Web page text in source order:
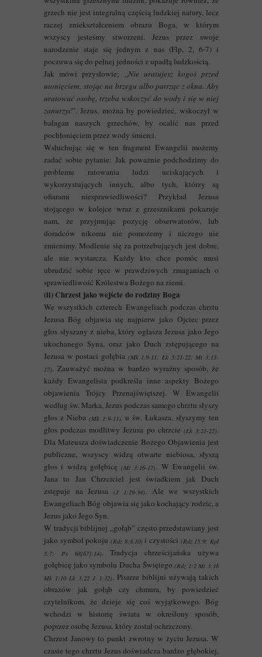
grzech nie jest integralną częścią ludzkiej natury, lecz
raczej zniekształceniem obrazu Boga, w którym
wszyscy jesteśmy stworzeni. Jezus przez swoje
narodzenie staje się jednym z nas (Flp, 2, 6-7) i
poczuwa się do pełnej jedności z upadłą ludzkością.
Jak mówi przysłowie; „Nie uratujesz kogoś przed
utonięciem, stojąc na brzegu albo patrząc z okna. Aby
uratować osobę, trzeba wskoczyć do wody i się w niej
zanurzyć”. Jezus, można by powiedzieć, wskoczył w
bałagan naszych grzechów, by ocalić nas przed
pochłonięciem przez wody śmierci.
Wsłuchując się w ten fragment Ewangelii możemy
zadać sobie pytanie: Jak poważnie podchodzimy do
problemu ratowania ludzi uciskających i
wykorzystujących innych, albo tych, którzy są
ofiarami niesprawiedliwości? Przykład Jezusa
stojącego w kolejce wraz z grzesznikami pokazuje
nam, że przyjmując pozycję obserwatorów, lub
doradców nikomu nie pomożemy i niczego nie
zmienimy. Modlenie się za potrzebujących jest dobre,
ale nie wystarcza. Każdy kto chce pomóc musi
ubrudzić sobie ręce w prawdziwych zmaganiach o
sprawiedliwość Królestwa Bożego na ziemi.
(ii) Chrzest jako wejście do rodziny Boga
We wszystkich czterech Ewangeliach podczas chrztu
Jezusa Bóg objawia się najpierw jako Ojciec przez
głos słyszany z nieba, który ogłasza Jezusa jako Jego
ukochanego Syna, oraz jako Duch zstępującego na
Jezusa w postaci gołębia (Mk 1,9-11; Łk 3:21-22; Mt 3:13-
17). Zauważyć można w bardzo wyraźny sposób, że
każdy Ewangelista podkreśla inne aspekty Bożego
objawienia Trójcy Przenajświętszej. W Ewangelii
według św. Marka, Jezus podczas samego chrztu słyszy
głos z Nieba (Mk 1:9-11), u św. Łukasza, słyszymy ten
głos podczas modlitwy Jezusa po chrzcie (Łk 3:21-22).
Dla Mateusza doświadczenie Bożego Objawienia jest
publiczne, wszyscy widzą otwarte niebiosa, słyszą
głos i widzą gołębicę (Mt 3:16-17). W Ewangelii św.
Jana to Jan Chrzciciel jest świadkiem jak Duch
zstępuje na Jezusa
(J 1:29-34). Ale we wszystkich
Ewangeliach Bóg objawia się jako kochający rodzic, a
Jezus jako Jego Syn.
W tradycji biblijnej „gołąb” często przedstawiany jest
jako symbol pokoju (Rdz 8:8,10) i czystości (Rdz 15:9; Kpł
5:7; Ps 68[67]:14). Tradycja chrześcijańska używa
gołębicę jako symbolu Ducha Świętego(Rdz 1:2 Mt 3:16
Mk 1:10 Lk 3:22 J 1:32). Pisarze biblijni używają takich
obrazów jak gołąb czy chmura, by powiedzieć
czytelnikom, że dzieje się coś wyjątkowego. Bóg
wchodzi w historię świata w określony sposób,
poprzez osobę Jezusa, który został ochrzczony.
Chrzest Janowy to punkt zwrotny w życiu Jezusa. W
czasie tego chrztu Jezus doświadcza bardzo głębokiej,